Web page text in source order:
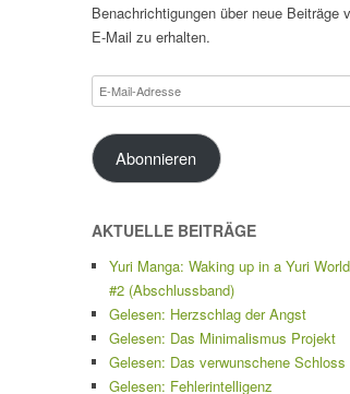
Benachrichtigungen über neue Beiträge
E-Mail zu erhalten.
E-
Mail-
Adresse
Abonnieren
AKTUELLE BEITRÄGE
Yuri Manga: Waking up in a Yuri World
#2 (Abschlussband)
Gelesen: Herzschlag der Angst
Gelesen: Das Minimalismus Projekt
Gelesen: Das verwunschene Schloss
Gelesen: Fehlerintelligenz